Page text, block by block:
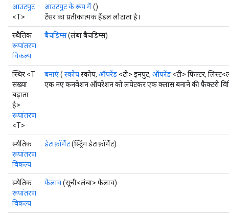
आउटपुट
<T>
आउटपुट के रूप में()
टेंसर का प्रतीकात्मक हैंडल लौटाता है।
स्थैतिक
रूपांतरण
विकल्प
बैचडिम्स(लंबा बैचडिम्स)
स्थिर <T
संख्या
बढ़ाता
है>
रूपांतरण
<T>
बनाएं( स्कोपस्कोप, ऑपरेंड <टी> इनपुट, ऑपरेंड <टी> फिल्टर,
एक नए कनवेशन ऑपरेशन को लपेटकर एक क्लास बनाने की फ़ैक्टरी
स्थैतिक
रूपांतरण
विकल्प
डेटाफ़ॉर्मेट(स्ट्रिंग डेटाफ़ॉर्मेट)
स्थैतिक
रूपांतरण
विकल्प
फैलाव(सूची<लंबा> फैलाव)